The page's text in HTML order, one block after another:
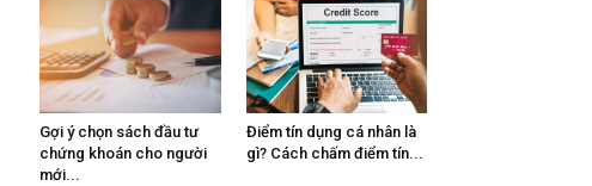
Gợi ý chọn sách đầu tư
chứng khoán cho người
mới...
Điểm tín dụng cá nhân là
gì? Cách chấm điểm tín...